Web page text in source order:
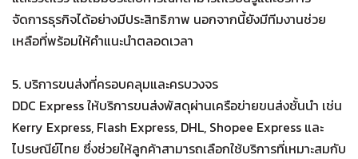
จัดการธุรกิจได้อย่างมีประสิทธิภาพ นอกจากนี้ยังมีทีมงานช่วย
เหลือที่พร้อมให้คำแนะนำตลอดเวลา
5. บริการขนส่งที่ครอบคลุมและครบวงจร
DDC Express ให้บริการขนส่งพัสดุผ่านเครือข่ายขนส่งชั้นนำ เช่น
Kerry Express, Flash Express, DHL, Shopee Express และ
ไปรษณีย์ไทย ซึ่งช่วยให้ลูกค้าสามารถเลือกใช้บริการที่เหมาะสมกับ